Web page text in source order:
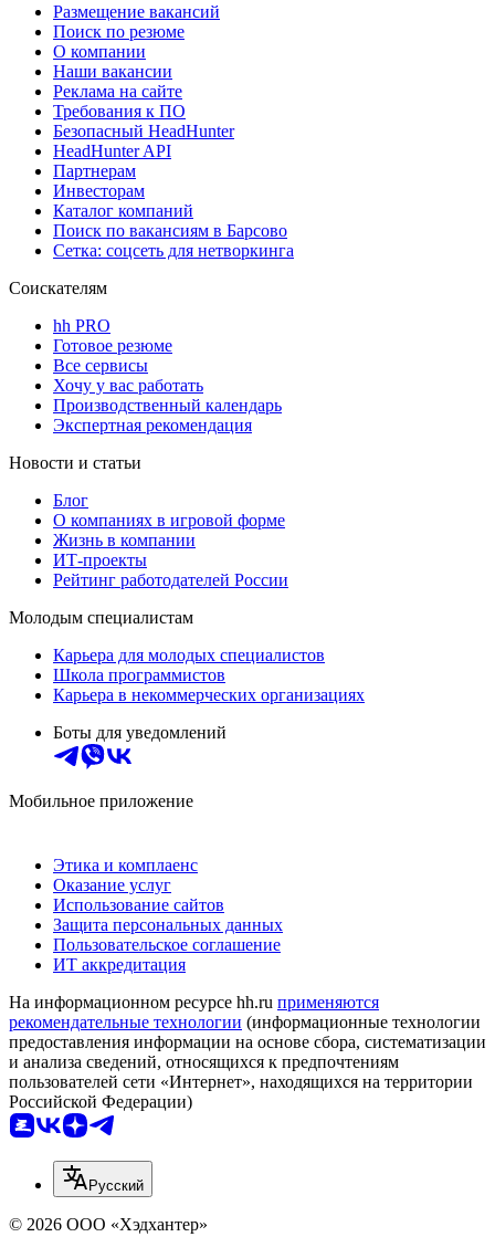
Размещение вакансий
Поиск по резюме
О компании
Наши вакансии
Реклама на сайте
Требования к ПО
Безопасный HeadHunter
HeadHunter API
Партнерам
Инвесторам
Каталог компаний
Поиск по вакансиям в Барсово
Сетка: соцсеть для нетворкинга
Соискателям
hh PRO
Готовое резюме
Все сервисы
Хочу у вас работать
Производственный календарь
Экспертная рекомендация
Новости и статьи
Блог
О компаниях в игровой форме
Жизнь в компании
ИТ-проекты
Рейтинг работодателей России
Молодым специалистам
Карьера для молодых специалистов
Школа программистов
Карьера в некоммерческих организациях
Боты для уведомлений
Мобильное приложение
Этика и комплаенс
Оказание услуг
Использование сайтов
Защита персональных данных
Пользовательское соглашение
ИТ аккредитация
На информационном ресурсе hh.ru применяются
рекомендательные технологии (информационные технологии
предоставления информации на основе сбора, систематизации
и анализа сведений, относящихся к предпочтениям
пользователей сети «Интернет», находящихся на территории
Российской Федерации)
Русский
© 2026 ООО «Хэдхантер»